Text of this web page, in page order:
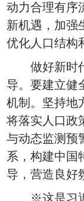
动力合理有序
新机遇，加强
优化人口结构
做好新时
导。要建立健
机制。坚持地
将落实人口政
与动态监测预
系，构建中国
导，营造良好
※这是习